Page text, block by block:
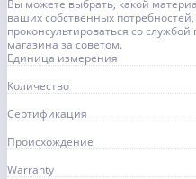
Вы можете выбрать, какой
ваших собственных
проконсультироваться со
магазина за советом.
Единица измерения
Количество
Сертификация
Происхождение
Warranty